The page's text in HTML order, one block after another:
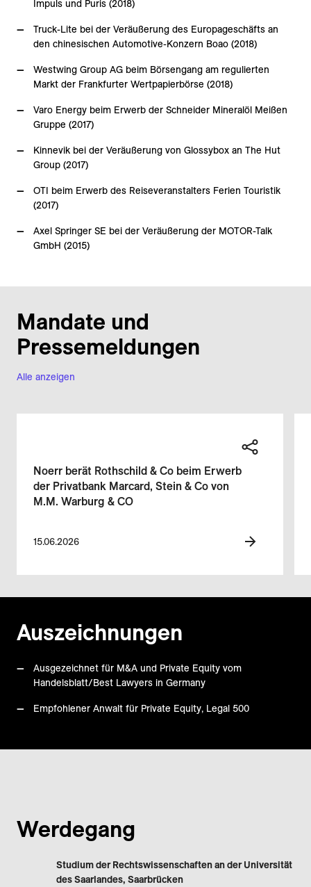
Impuls und Puris (2018)
Truck-Lite bei der Veräußerung des Europageschäfts an
den chinesischen Automotive-Konzern Boao (2018)
Westwing Group AG beim Börsengang am regulierten
Markt der Frankfurter Wertpapierbörse (2018)
Varo Energy beim Erwerb der Schneider Mineralöl Meißen
Gruppe (2017)
Kinnevik bei der Veräußerung von Glossybox an The Hut
Group (2017)
OTI beim Erwerb des Reiseveranstalters Ferien Touristik
(2017)
Axel Springer SE bei der Veräußerung der MOTOR-Talk
GmbH (2015)
Alle anzeigen
Mandate und
Pressemeldungen
Noerr berät Rothschild & Co beim Erwerb
der Privatbank Marcard, Stein & Co von
M.M. Warburg & CO
15.06.2026
Auszeichnungen
Ausgezeichnet für M&A und Private Equity vom
Handelsblatt/Best Lawyers in Germany
Empfohlener Anwalt für Private Equity, Legal 500
Werdegang
Studium der Rechtswissenschaften an der Universität
des Saarlandes, Saarbrücken